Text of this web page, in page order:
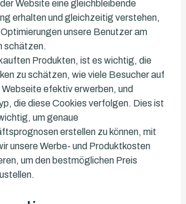
Website eine gleichbleibende
erhalten und gleichzeitig verstehen,
unsere Benutzer am
schätzen.
Produkten, ist es wichtig, die
zu schätzen, wie viele Besucher auf
Webseite efektiv erwerben, und
die diese Cookies verfolgen. Dies ist
um genaue
erstellen zu können, mit
unsere Werbe- und Produktkosten
um den bestmöglichen Preis